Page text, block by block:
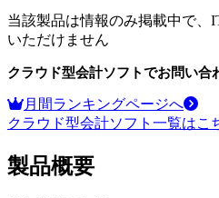
当該製品は情報のみ掲載中で、
いただけません
クラウド型会計ソフトでお問い合
月間ランキングページへ
クラウド型会計ソフト 一覧はこ
製品概要